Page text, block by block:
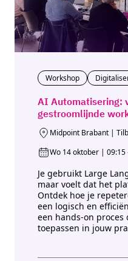
AI Automatisering:
gestroomlijnde
Workshop
Midpoint Brabant |
Wo 14 oktober | 09:15
Je gebruikt Large
maar voelt dat het
Ontdek hoe je
een logisch en
een hands-on proces
toepassen in jouw